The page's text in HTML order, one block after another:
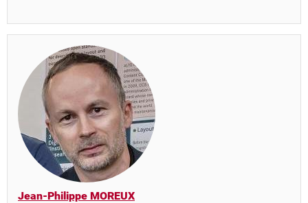
Jean-Philippe MOREUX